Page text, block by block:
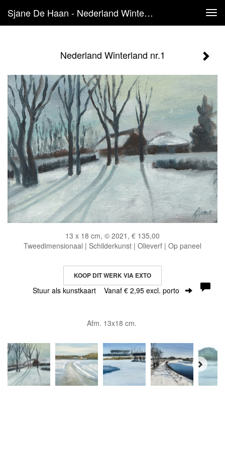
Sjane De Haan - Nederland Winterland Nr.1
Nederland Winterland nr.1
13 x 18 cm, © 2021, € 135,00
Tweedimensionaal | Schilderkunst | Olieverf | Op paneel
KOOP DIT WERK VIA EXTO
Stuur als kunstkaart Vanaf € 2,95 excl. porto
Afm. 13x18 cm.